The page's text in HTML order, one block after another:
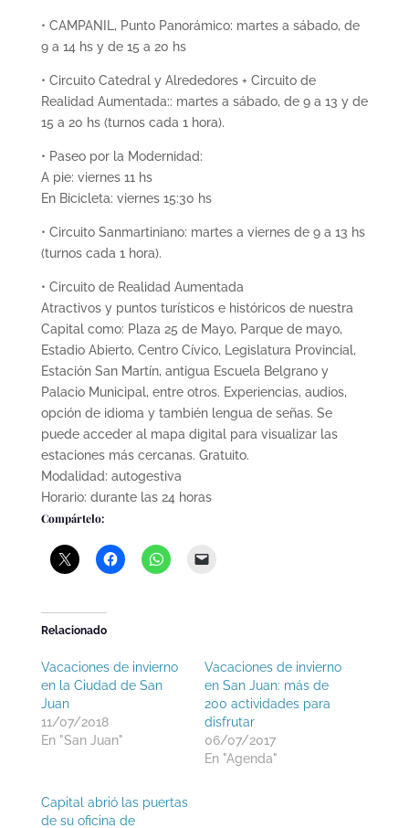
• CAMPANIL, Punto Panorámico: martes a sábado, de
9 a 14 hs y de 15 a 20 hs
• Circuito Catedral y Alrededores + Circuito de
Realidad Aumentada:: martes a sábado, de 9 a 13 y de
15 a 20 hs (turnos cada 1 hora).
• Paseo por la Modernidad:
A pie: viernes 11 hs
En Bicicleta: viernes 15:30 hs
• Circuito Sanmartiniano: martes a viernes de 9 a 13 hs
(turnos cada 1 hora).
• Circuito de Realidad Aumentada
Atractivos y puntos turísticos e históricos de nuestra
Capital como: Plaza 25 de Mayo, Parque de mayo,
Estadio Abierto, Centro Cívico, Legislatura Provincial,
Estación San Martín, antigua Escuela Belgrano y
Palacio Municipal, entre otros. Experiencias, audios,
opción de idioma y también lengua de señas. Se
puede acceder al mapa digital para visualizar las
estaciones más cercanas. Gratuito.
Modalidad: autogestiva
Horario: durante las 24 horas
Compártelo:
Relacionado
Vacaciones de invierno
en la Ciudad de San
Juan
11/07/2018
En "San Juan"
Vacaciones de invierno
en San Juan: más de
200 actividades para
disfrutar
06/07/2017
En "Agenda"
Capital abrió las puertas
de su oficina de